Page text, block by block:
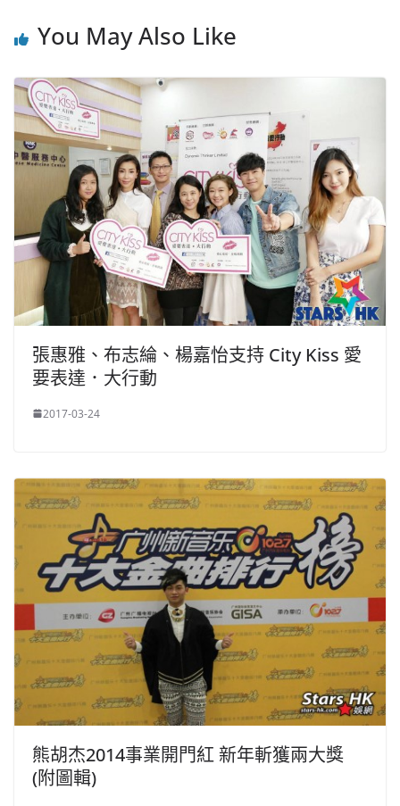
You May Also Like
張惠雅、布志綸、楊嘉怡支持 City Kiss 愛
要表達．大行動
2017-03-24
熊胡杰2014事業開門紅 新年斬獲兩大獎
(附圖輯)